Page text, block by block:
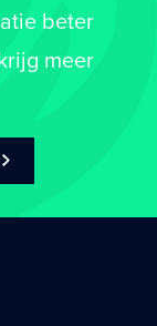
beter
meer